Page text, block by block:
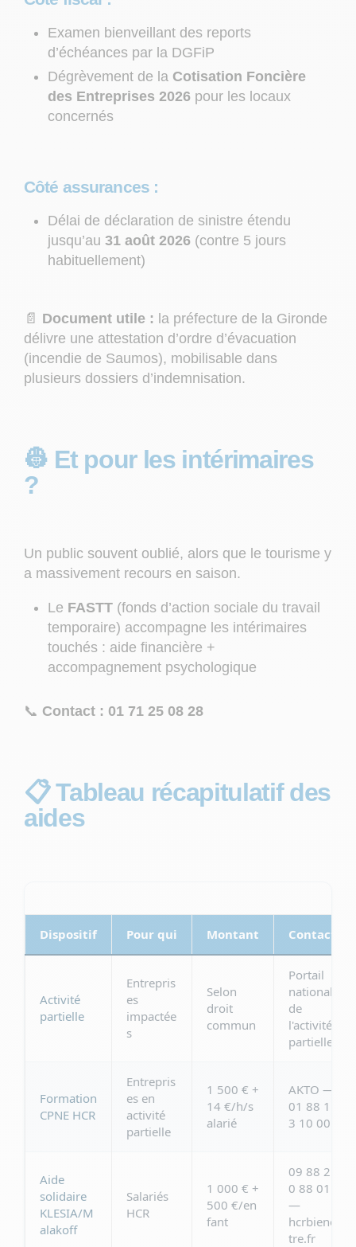
Examen bienveillant des reports
d’échéances par la DGFiP
Dégrèvement de la Cotisation Foncière
des Entreprises 2026 pour les locaux
concernés
Côté assurances :
Délai de déclaration de sinistre étendu
jusqu’au 31 août 2026 (contre 5 jours
habituellement)
📄 Document utile : la préfecture de la Gironde
délivre une attestation d’ordre d’évacuation
(incendie de Saumos), mobilisable dans
plusieurs dossiers d’indemnisation.
👷 Et pour les intérimaires
?
Un public souvent oublié, alors que le tourisme y
a massivement recours en saison.
Le FASTT (fonds d’action sociale du travail
temporaire) accompagne les intérimaires
touchés : aide financière +
accompagnement psychologique
📞 Contact : 01 71 25 08 28
📋 Tableau récapitulatif des
aides
Dispositif Pour qui Montant Contact
Activité
partielle
Entrepris
es
impactée
s
Selon
droit
commun
Portail
national
de
l'activité
partielle
Formation
CPNE HCR
Entrepris
es en
activité
partielle
1 500 € +
14 €/h/s
alarié
AKTO —
01 88 1
3 10 00
Aide
solidaire
KLESIA/M
alakoff
Salariés
HCR
1 000 € +
500 €/en
fant
09 88 2
0 88 01
—
hcrbiene
tre.fr